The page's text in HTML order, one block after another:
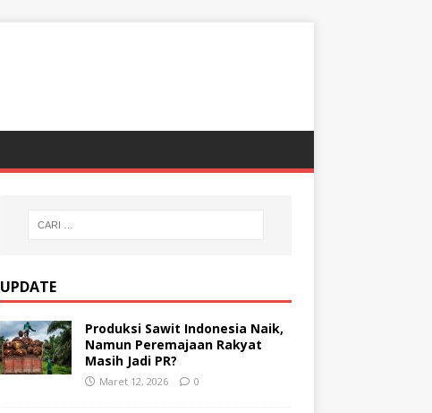
UPDATE
Produksi Sawit Indonesia Naik,
Namun Peremajaan Rakyat
Masih Jadi PR?
Maret 12, 2026 0